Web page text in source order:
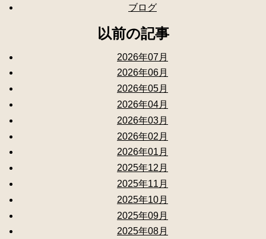
ブログ
以前の記事
2026年07月
2026年06月
2026年05月
2026年04月
2026年03月
2026年02月
2026年01月
2025年12月
2025年11月
2025年10月
2025年09月
2025年08月